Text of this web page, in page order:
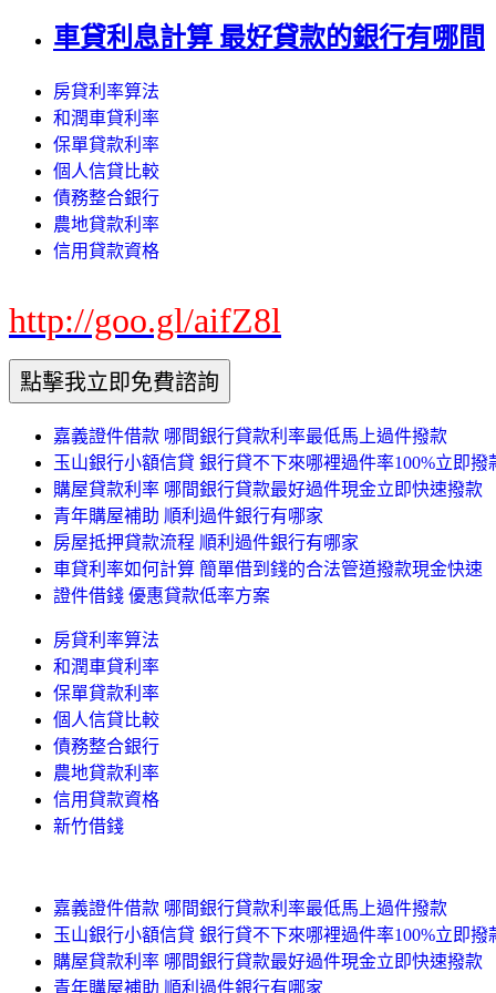
車貸利息計算 最好貸款的銀行有哪間
房貸利率算法
和潤車貸利率
保單貸款利率
個人信貸比較
債務整合銀行
農地貸款利率
信用貸款資格
http://goo.gl/aifZ8l
嘉義證件借款 哪間銀行貸款利率最低馬上過件撥款
玉山銀行小額信貸 銀行貸不下來哪裡過件率100%立即撥
購屋貸款利率 哪間銀行貸款最好過件現金立即快速撥款
青年購屋補助 順利過件銀行有哪家
房屋抵押貸款流程 順利過件銀行有哪家
車貸利率如何計算 簡單借到錢的合法管道撥款現金快速
證件借錢 優惠貸款低率方案
房貸利率算法
和潤車貸利率
保單貸款利率
個人信貸比較
債務整合銀行
農地貸款利率
信用貸款資格
新竹借錢
嘉義證件借款 哪間銀行貸款利率最低馬上過件撥款
玉山銀行小額信貸 銀行貸不下來哪裡過件率100%立即撥
購屋貸款利率 哪間銀行貸款最好過件現金立即快速撥款
青年購屋補助 順利過件銀行有哪家